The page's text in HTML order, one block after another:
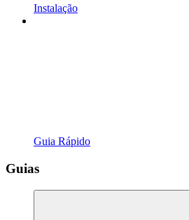
Instalação
Guia Rápido
Guias